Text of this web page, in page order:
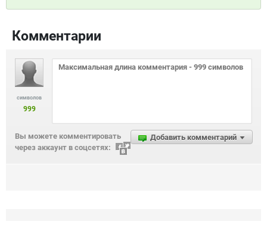
Комментарии
символов
999
Добавить комментарий
Вы можете комментировать
через аккаунт в соцсетях: